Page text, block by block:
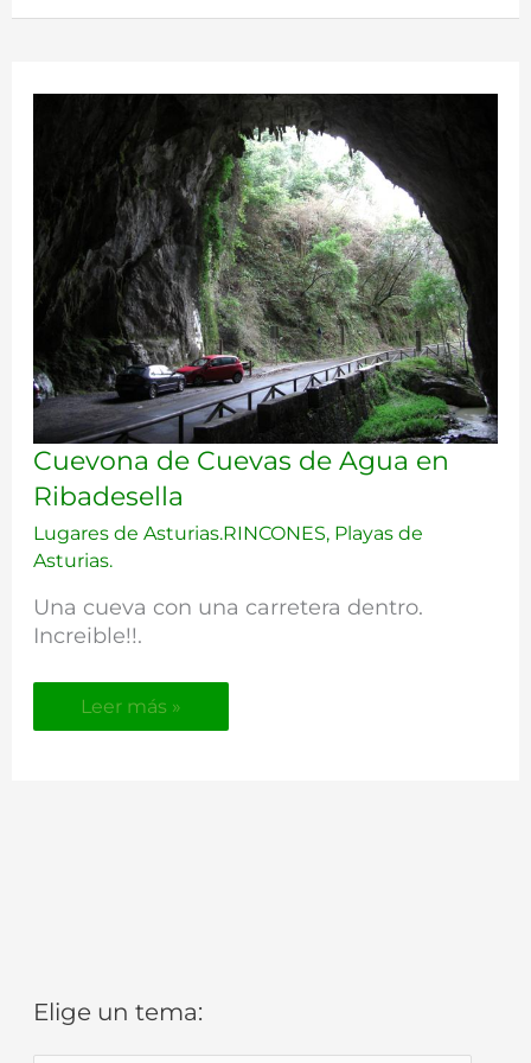
Cuevona de Cuevas de Agua en
Ribadesella
Lugares de Asturias.RINCONES, Playas de
Asturias.
Una cueva con una carretera dentro.
Increible!!.
Cuevona
Cuevas
de
Agua
Ribadesella
Leer más »
Elige un tema:
E